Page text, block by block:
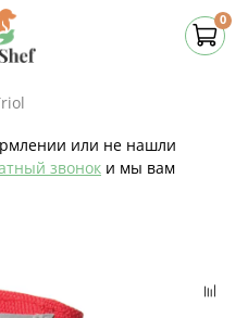
0
или не нашли
звонок и мы вам